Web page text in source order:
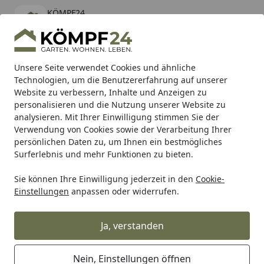
Unsere Seite verwendet Cookies und ähnliche
Technologien, um die Benutzererfahrung auf unserer
Website zu verbessern, Inhalte und Anzeigen zu
personalisieren und die Nutzung unserer Website zu
analysieren. Mit Ihrer Einwilligung stimmen Sie der
Verwendung von Cookies sowie der Verarbeitung Ihrer
persönlichen Daten zu, um Ihnen ein bestmögliches
Surferlebnis und mehr Funktionen zu bieten.
Sie können Ihre Einwilligung jederzeit in den Cookie-
Einstellungen anpassen oder widerrufen.
Ja, verstanden
Nein, Einstellungen öffnen
KÖMPF24
kostenlos - Im App Store
Hotline
Alle Produkte
Mein Konto
Suchen
Karibu Pools inkl. gratis Sandfilteranlage & Pool-
Starterset (Gesamtwert bis 468,99€)
Startseite
Alles für den Garten Gartengeräte & Gartenmaschinen
Honda Rasenmäher HRX 537C HY